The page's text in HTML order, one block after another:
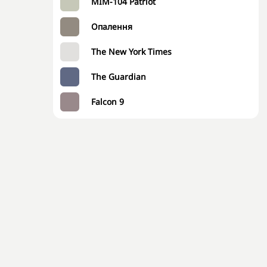
Опалення
The New York Times
The Guardian
Falcon 9